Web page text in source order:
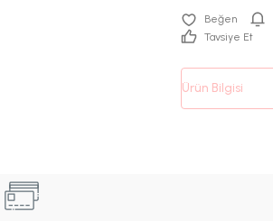
Tavsiye Et
Ürün Bilgisi